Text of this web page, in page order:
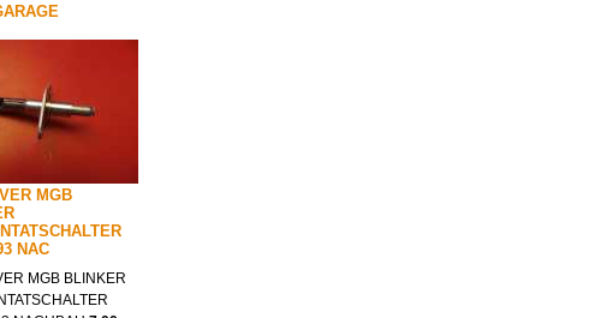
MGB
NAC
MGB BLINKER